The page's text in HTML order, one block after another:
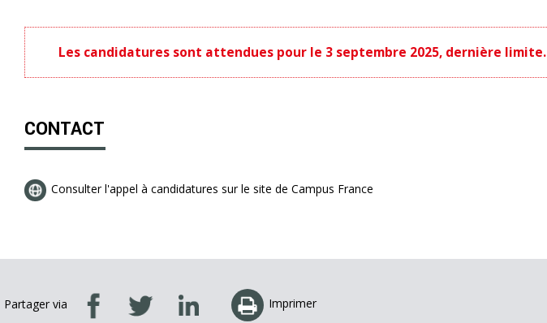
Les candidatures sont attendues pour le 3 septembre 2025, dernière limite.
CONTACT
Consulter l'appel à candidatures sur le site de Campus France
Partager via Imprimer